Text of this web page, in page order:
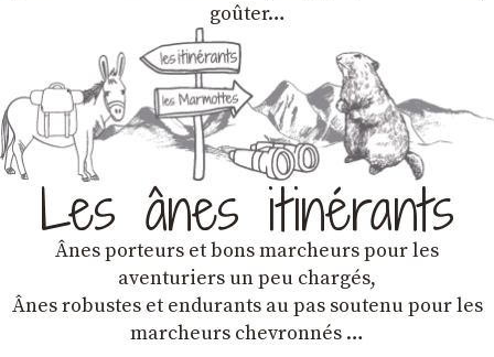
goûter…
Les ânes itinérants
Ânes porteurs et bons marcheurs pour les
aventuriers un peu chargés,
Ânes robustes et endurants au pas soutenu pour les
marcheurs chevronnés …